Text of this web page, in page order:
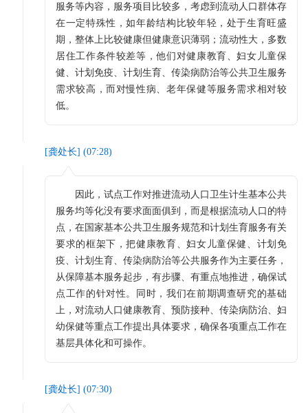
服务等内容，服务项目比较多，考虑到流动人口群体存
在一定特殊性，如年龄结构比较年轻，处于生育旺盛
期，整体上比较健康但健康意识薄弱；流动性大，多数
居住工作条件较差等，他们对健康教育、妇女儿童保
健、计划免疫、计划生育、传染病防治等公共卫生服务
需求较高，而对慢性病、老年保健等服务需求相对较
低。
[龚处长] (07:28)
因此，试点工作对推进流动人口卫生计生基本公共
服务均等化没有要求面面俱到，而是根据流动人口的特
点，在国家基本公共卫生服务规范和计划生育服务有关
要求的框架下，把健康教育、妇女儿童保健、计划免
疫、计划生育、传染病防治等公共服务作为主要任务，
从保障基本服务起步，有步骤、有重点地推进，确保试
点工作的针对性。同时，我们在前期调查研究的基础
上，对流动人口健康教育、预防接种、传染病防治、妇
幼保健等重点工作提出具体要求，确保各项重点工作在
基层具体化和可操作。
[龚处长] (07:30)